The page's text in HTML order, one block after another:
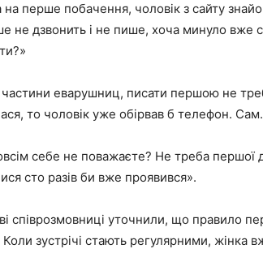
на перше побачення, чоловік з сайту
не дзвонить і не пише, хоча минуло вже
еварушниц, писати першою не
то чоловік уже обірвав б телефон. Сам.
себе не поважаєте? Не треба
сто разів би вже проявився».
співрозмовниці уточнили, що правило
Коли зустрічі стають регулярними, жінка